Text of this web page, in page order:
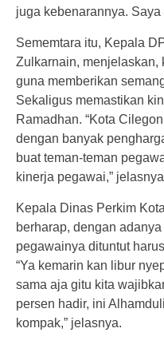
juga kebenarannya.
Sememtara itu, Kepala
Zulkarnain, menjelaskan,
guna memberikan
Sekaligus memastikan
Ramadhan. “Kota
dengan banyak
buat teman-teman
kinerja pegawai,”
Kepala Dinas Perkim
berharap, dengan
pegawainya dituntut
“Ya kemarin kan libur
sama aja gitu kita
persen hadir, ini
kompak,” jelasnya.